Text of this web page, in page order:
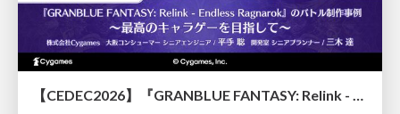
【CEDEC2026】『GRANBLUE FANTASY: Relink - Endless Ragnarok』のバトル制作事例 ～最高のキャラゲーを目指して～